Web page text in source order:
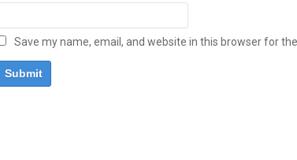
Save my name, email, and website in this browser for